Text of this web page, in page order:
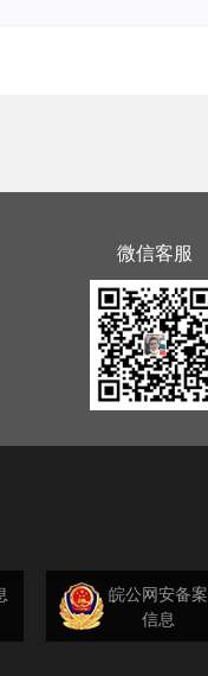
微信客服
皖公网安备案
信息